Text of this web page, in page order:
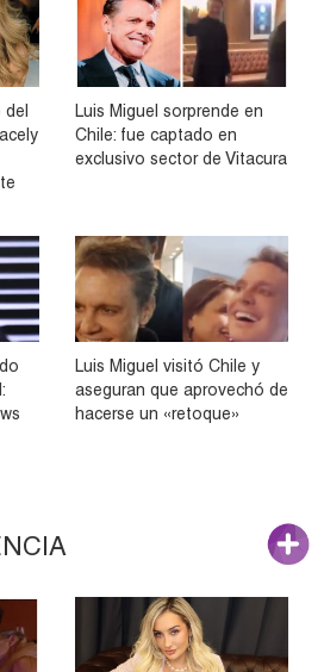
Luis Miguel sorprende en
Chile: fue captado en
exclusivo sector de Vitacura
Luis Miguel visitó Chile y
aseguran que aprovechó de
hacerse un «retoque»